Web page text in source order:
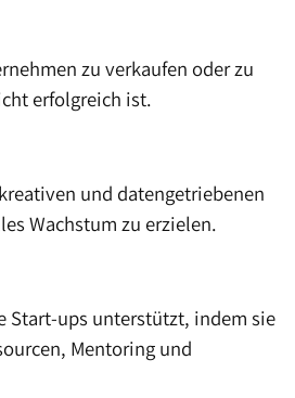
zu verkaufen oder zu
erfolgreich ist.
und datengetriebenen
Wachstum zu erzielen.
Start-ups unterstützt, indem sie
Mentoring und